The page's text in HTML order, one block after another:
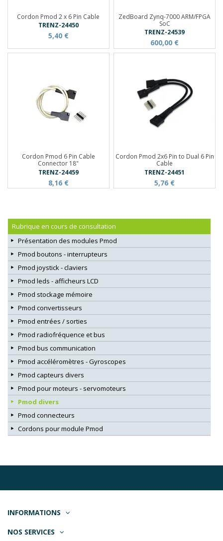
Cordon Pmod 2 x 6 Pin Cable
TRENZ-24450
5,40 €
ZedBoard Zynq-7000 ARM/FPGA
SoC
TRENZ-24539
600,00 €
Cordon Pmod 6 Pin Cable
Connector 18"
TRENZ-24459
8,16 €
Cordon Pmod 2x6 Pin to Dual 6 Pin
Cable
TRENZ-24451
5,76 €
Rubrique en cours de consultation
Présentation des modules Pmod
Pmod boutons - interrupteurs
Pmod joystick - claviers
Pmod leds - afficheurs LCD
Pmod stockage mémoire
Pmod convertisseurs
Pmod entrées / sorties
Pmod radiofréquence et bus
Pmod bus communication
Pmod accéléromètres - Gyroscopes
Pmod capteurs divers
Pmod pour moteurs - servomoteurs
Pmod divers
Pmod connecteurs
Cordons pour module Pmod
INFORMATIONS
NOS SERVICES